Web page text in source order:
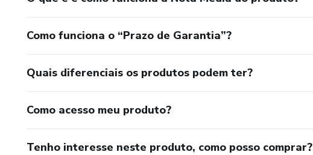
Como funciona o “Prazo de Garantia”?
Quais diferenciais os produtos podem ter?
Como acesso meu produto?
Tenho interesse neste produto, como posso comprar?